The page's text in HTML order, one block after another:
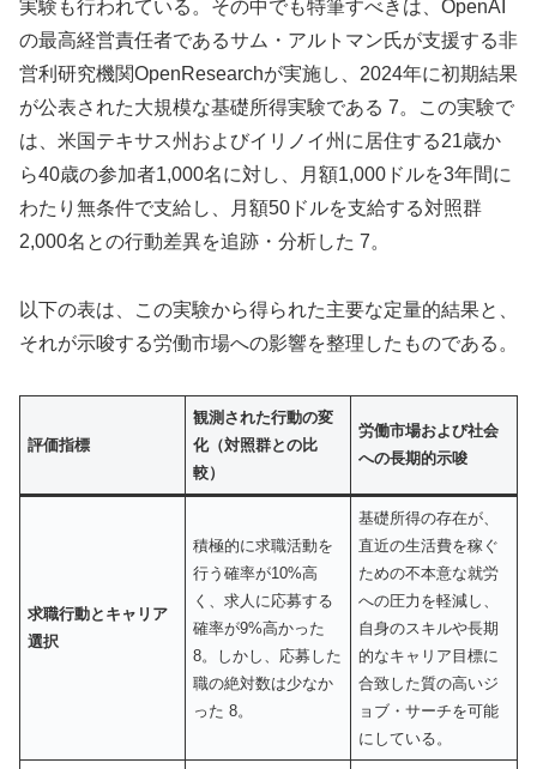
実験も行われている。その中でも特筆すべきは、OpenAI
の最高経営責任者であるサム・アルトマン氏が支援する非
営利研究機関OpenResearchが実施し、2024年に初期結果
が公表された大規模な基礎所得実験である 7。この実験で
は、米国テキサス州およびイリノイ州に居住する21歳か
ら40歳の参加者1,000名に対し、月額1,000ドルを3年間に
わたり無条件で支給し、月額50ドルを支給する対照群
2,000名との行動差異を追跡・分析した 7。
以下の表は、この実験から得られた主要な定量的結果と、
それが示唆する労働市場への影響を整理したものである。
評価指標
観測された行動の変
化（対照群との比
較）
労働市場および社会
への長期的示唆
求職行動とキャリア
選択
積極的に求職活動を
行う確率が10%高
く、求人に応募する
確率が9%高かった
8。しかし、応募した
職の絶対数は少なか
った 8。
基礎所得の存在が、
直近の生活費を稼ぐ
ための不本意な就労
への圧力を軽減し、
自身のスキルや長期
的なキャリア目標に
合致した質の高いジ
ョブ・サーチを可能
にしている。